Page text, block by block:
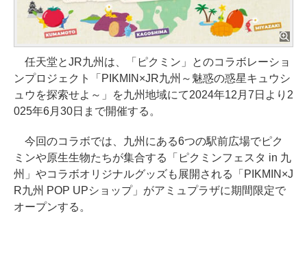
任天堂とJR九州は、「ピクミン」とのコラボレーショ
ンプロジェクト「PIKMIN×JR九州～魅惑の惑星キュウシ
ュウを探索せよ～」を九州地域にて2024年12月7日より2
025年6月30日まで開催する。
今回のコラボでは、九州にある6つの駅前広場でピク
ミンや原生生物たちが集合する「ピクミンフェスタ in 九
州」やコラボオリジナルグッズも展開される「PIKMIN×J
R九州 POP UPショップ」がアミュプラザに期間限定で
オープンする。